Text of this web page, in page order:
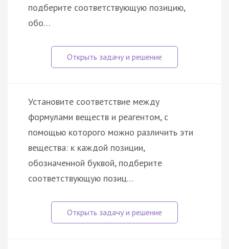
подберите соответствующую позицию,
обо…
Установите соответствие между
формулами веществ и реагентом, с
помощью которого можно различить эти
вещества: к каждой позиции,
обозначенной буквой, подберите
соответствующую позиц…